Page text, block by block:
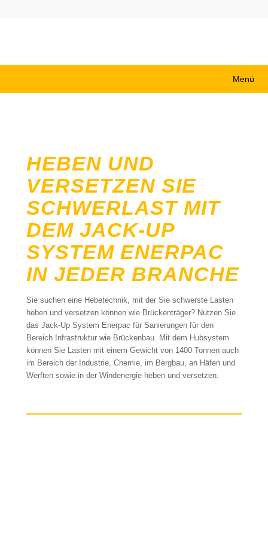
Menü
HEBEN UND
VERSETZEN SIE
SCHWERLAST MIT
DEM JACK-UP
SYSTEM ENERPAC
IN JEDER BRANCHE
Sie suchen eine Hebetechnik, mit der Sie schwerste Lasten
heben und versetzen können wie Brückenträger? Nutzen Sie
das Jack-Up System Enerpac für Sanierungen für den
Bereich Infrastruktur wie Brückenbau. Mit dem Hubsystem
können Sie Lasten mit einem Gewicht von 1400 Tonnen auch
im Bereich der Industrie, Chemie, im Bergbau, an Häfen und
Werften sowie in der Windenergie heben und versetzen.